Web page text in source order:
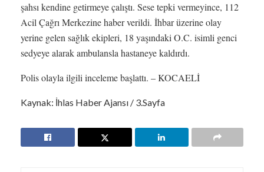
şahsı kendine getirmeye çalıştı. Sese tepki vermeyince, 112
Acil Çağrı Merkezine haber verildi. İhbar üzerine olay
yerine gelen sağlık ekipleri, 18 yaşındaki O.C. isimli genci
sedyeye alarak ambulansla hastaneye kaldırdı.
Polis olayla ilgili inceleme başlattı. – KOCAELİ
Kaynak: İhlas Haber Ajansı / 3.Sayfa